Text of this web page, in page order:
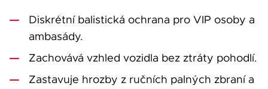
Diskrétní balistická ochrana pro VIP osoby a
ambasády.
Zachovává vzhled vozidla bez ztráty pohodlí.
Zastavuje hrozby z ručních palných zbraní a